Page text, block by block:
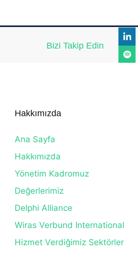
Bizi Takip Edin
Hakkımızda
Ana Sayfa
Hakkımızda
Yönetim Kadromuz
Değerlerimiz
Delphi Alliance
Wiras Verbund International
Hizmet Verdiğimiz Sektörler